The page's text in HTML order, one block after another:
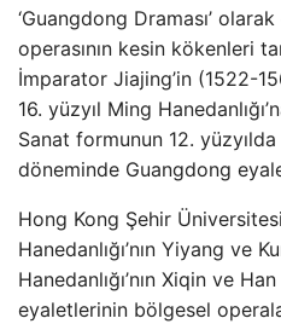
‘Guangdong Draması’
operasının kesin kökenleri
İmparator Jiajing’in (1522-
16. yüzyıl Ming
Sanat formunun 12. yüzyılda
döneminde Guangdong
Hong Kong Şehir
Hanedanlığı’nın Yiyang ve
Hanedanlığı’nın Xiqin ve
eyaletlerinin bölgesel